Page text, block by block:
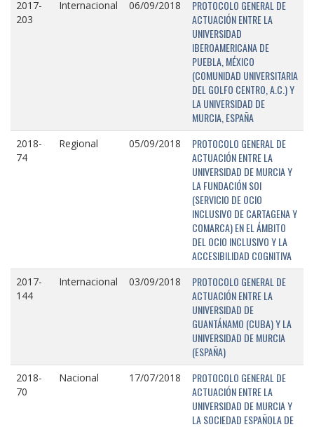
2017-
203
Internacional 06/09/2018
PROTOCOLO GENERAL DE
ACTUACIÓN ENTRE LA
UNIVERSIDAD
IBEROAMERICANA DE
PUEBLA, MÉXICO
(COMUNIDAD UNIVERSITARIA
DEL GOLFO CENTRO, A.C.) Y
LA UNIVERSIDAD DE
MURCIA, ESPAÑA
2018-
74
Regional 05/09/2018
PROTOCOLO GENERAL DE
ACTUACIÓN ENTRE LA
UNIVERSIDAD DE MURCIA Y
LA FUNDACIÓN SOI
(SERVICIO DE OCIO
INCLUSIVO DE CARTAGENA Y
COMARCA) EN EL ÁMBITO
DEL OCIO INCLUSIVO Y LA
ACCESIBILIDAD COGNITIVA
2017-
144
Internacional 03/09/2018
PROTOCOLO GENERAL DE
ACTUACIÓN ENTRE LA
UNIVERSIDAD DE
GUANTÁNAMO (CUBA) Y LA
UNIVERSIDAD DE MURCIA
(ESPAÑA)
2018-
70
Nacional 17/07/2018
PROTOCOLO GENERAL DE
ACTUACIÓN ENTRE LA
UNIVERSIDAD DE MURCIA Y
LA SOCIEDAD ESPAÑOLA DE